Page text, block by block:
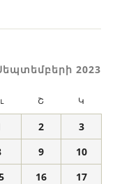
2023
Շ Կ
2
3
9
10
16
17